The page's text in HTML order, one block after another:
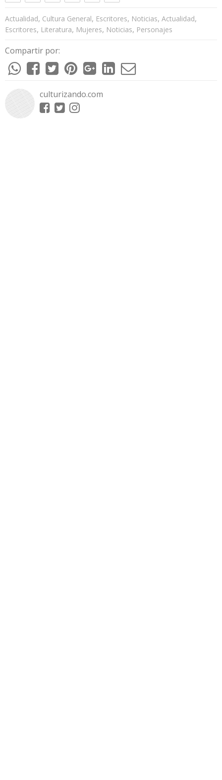
Actualidad, Cultura General, Escritores, Noticias, Actualidad,
Escritores, Literatura, Mujeres, Noticias, Personajes
Compartir por:
culturizando.com